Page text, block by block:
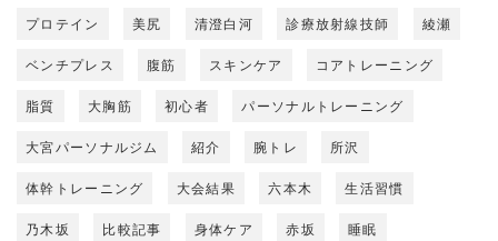
プロテイン 美尻 清澄白河 診療放射線技師 綾瀬
ベンチプレス 腹筋 スキンケア コアトレーニング
脂質 大胸筋 初心者 パーソナルトレーニング
大宮パーソナルジム 紹介 腕トレ 所沢
体幹トレーニング 大会結果 六本木 生活習慣
乃木坂 比較記事 身体ケア 赤坂 睡眠